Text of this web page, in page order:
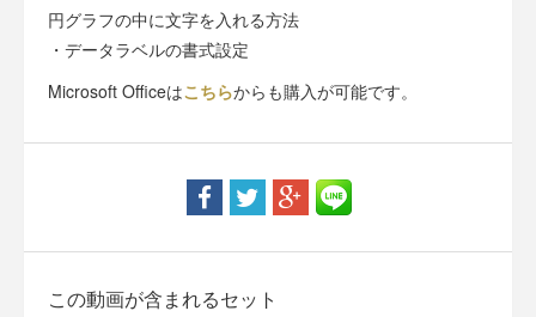
円グラフの中に文字を入れる方法
・データラベルの書式設定
Microsoft Officeはこちらからも購入が可能です。
この動画が含まれるセット